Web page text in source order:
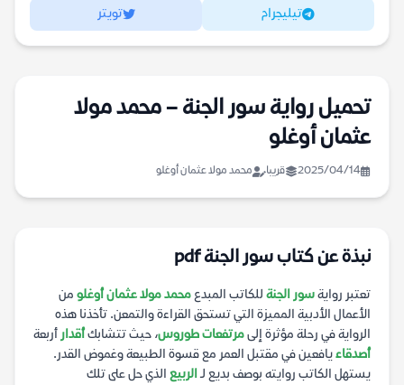
تيليجرام تويتر
تحميل رواية سور الجنة – محمد مولا
عثمان أوغلو
2025/04/14 قريبا محمد مولا عثمان أوغلو
نبذة عن كتاب سور الجنة pdf
تعتبر روايةسور الجنة للكاتب المبدع محمد مولا عثمان أوغلو من
الأعمال الأدبية المميزة التي تستحق القراءة والتمعن. تأخذنا هذه
الرواية في رحلة مؤثرة إلىمرتفعات طوروس، حيث تتشابكأقدار أربعة
أصدقاءيافعين في مقتبل العمر مع قسوة الطبيعة وغموض القدر.
يستهل الكاتب روايته بوصف بديع لـالربيع الذي حل على تلك